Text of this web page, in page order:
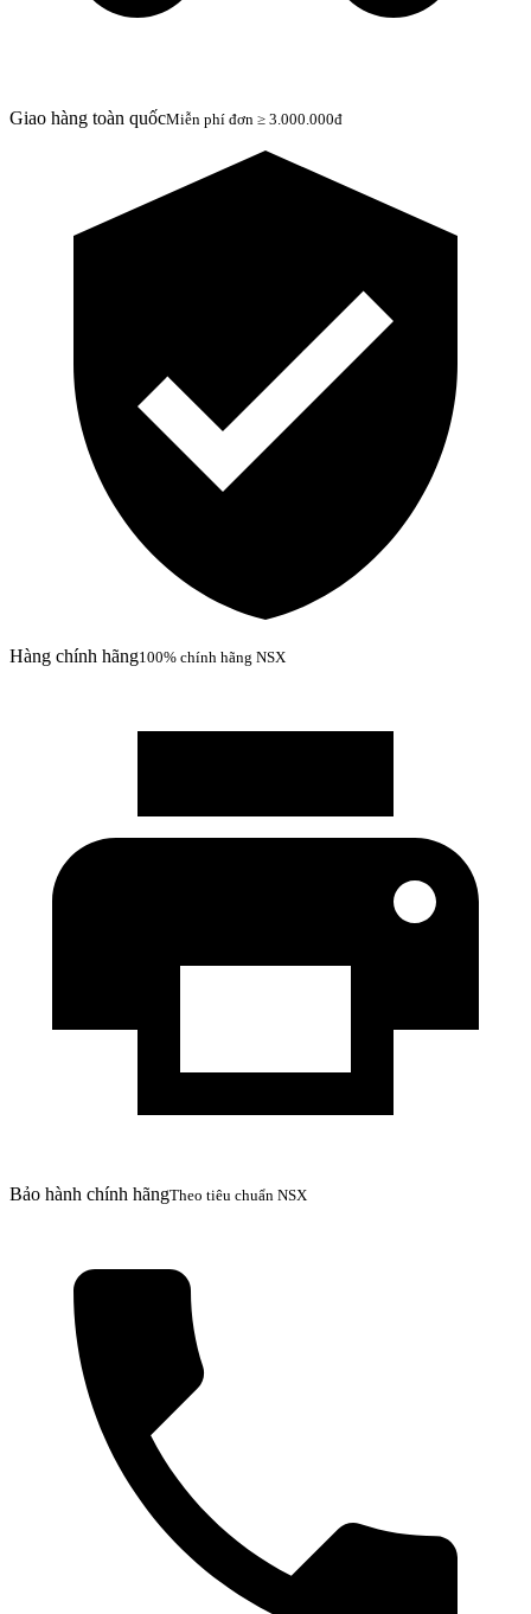
Giao hàng toàn quốcMiễn phí đơn ≥ 3.000.000đ
Hàng chính hãng100% chính hãng NSX
Bảo hành chính hãngTheo tiêu chuẩn NSX